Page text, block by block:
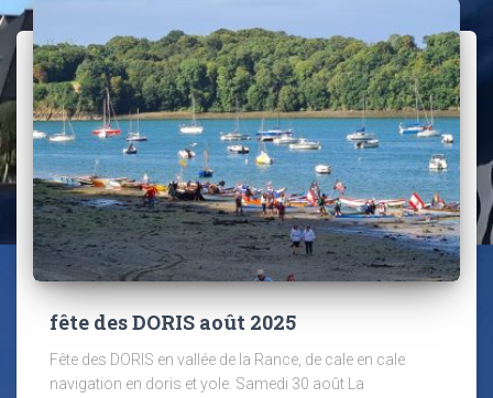
fête des DORIS août 2025
Fête des DORIS en vallée de la Rance, de cale en cale
navigation en doris et yole. Samedi 30 août La